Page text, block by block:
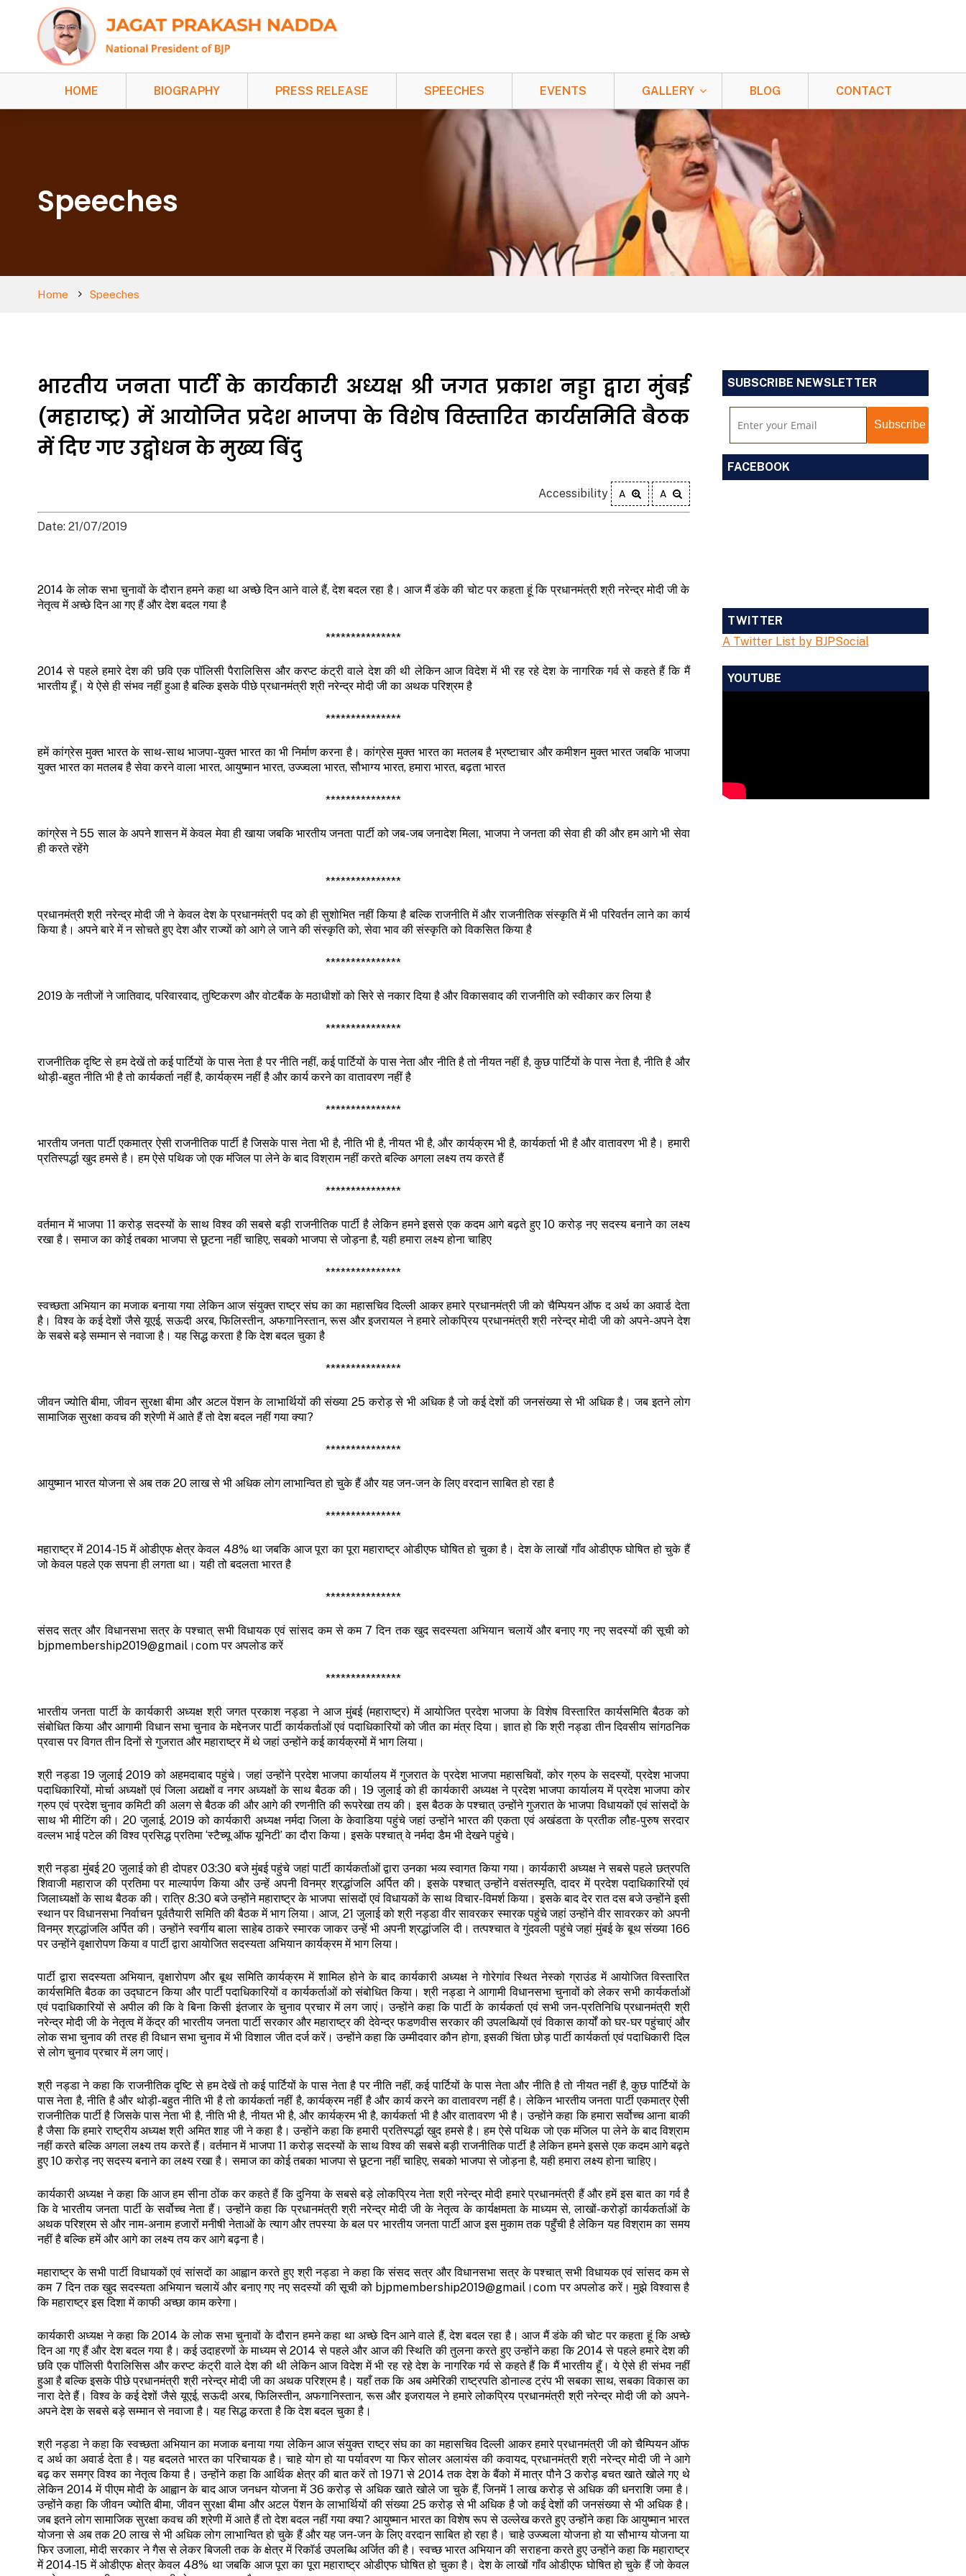
HOME BIOGRAPHY PRESS RELEASE SPEECHES EVENTS GALLERY BLOG CONTACT
Speeches
Home Speeches
भारतीय जनता पार्टी के कार्यकारी अध्यक्ष श्री जगत प्रकाश नड्डा द्वारा मुंबई
(महाराष्ट्र) में आयोजित प्रदेश भाजपा के विशेष विस्तारित कार्यसमिति बैठक
में दिए गए उद्बोधन के मुख्य बिंदु
Accessibility A A
Date: 21/07/2019
2014 के लोक सभा चुनावों के दौरान हमने कहा था अच्छे दिन आने वाले हैं, देश बदल रहा है। आज मैं डंके की चोट पर कहता हूं कि प्रधानमंत्री श्री नरेन्द्र मोदी जी के
नेतृत्व में अच्छे दिन आ गए हैं और देश बदल गया है
***************
2014 से पहले हमारे देश की छवि एक पॉलिसी पैरालिसिस और करप्ट कंट्री वाले देश की थी लेकिन आज विदेश में भी रह रहे देश के नागरिक गर्व से कहते हैं कि मैं
भारतीय हूँ। ये ऐसे ही संभव नहीं हुआ है बल्कि इसके पीछे प्रधानमंत्री श्री नरेन्द्र मोदी जी का अथक परिश्रम है
***************
हमें कांग्रेस मुक्त भारत के साथ-साथ भाजपा-युक्त भारत का भी निर्माण करना है। कांग्रेस मुक्त भारत का मतलब है भ्रष्टाचार और कमीशन मुक्त भारत जबकि भाजपा
युक्त भारत का मतलब है सेवा करने वाला भारत, आयुष्मान भारत, उज्ज्वला भारत, सौभाग्य भारत, हमारा भारत, बढ़ता भारत
***************
कांग्रेस ने 55 साल के अपने शासन में केवल मेवा ही खाया जबकि भारतीय जनता पार्टी को जब-जब जनादेश मिला, भाजपा ने जनता की सेवा ही की और हम आगे भी सेवा
ही करते रहेंगे
***************
प्रधानमंत्री श्री नरेन्द्र मोदी जी ने केवल देश के प्रधानमंत्री पद को ही सुशोभित नहीं किया है बल्कि राजनीति में और राजनीतिक संस्कृति में भी परिवर्तन लाने का कार्य
किया है। अपने बारे में न सोचते हुए देश और राज्यों को आगे ले जाने की संस्कृति को, सेवा भाव की संस्कृति को विकसित किया है
***************
2019 के नतीजों ने जातिवाद, परिवारवाद, तुष्टिकरण और वोटबैंक के मठाधीशों को सिरे से नकार दिया है और विकासवाद की राजनीति को स्वीकार कर लिया है
***************
राजनीतिक दृष्टि से हम देखें तो कई पार्टियों के पास नेता है पर नीति नहीं, कई पार्टियों के पास नेता और नीति है तो नीयत नहीं है, कुछ पार्टियों के पास नेता है, नीति है और
थोड़ी-बहुत नीति भी है तो कार्यकर्ता नहीं है, कार्यक्रम नहीं है और कार्य करने का वातावरण नहीं है
***************
भारतीय जनता पार्टी एकमात्र ऐसी राजनीतिक पार्टी है जिसके पास नेता भी है, नीति भी है, नीयत भी है, और कार्यक्रम भी है, कार्यकर्ता भी है और वातावरण भी है। हमारी
प्रतिस्पर्द्धा खुद हमसे है। हम ऐसे पथिक जो एक मंजिल पा लेने के बाद विश्राम नहीं करते बल्कि अगला लक्ष्य तय करते हैं
***************
वर्तमान में भाजपा 11 करोड़ सदस्यों के साथ विश्व की सबसे बड़ी राजनीतिक पार्टी है लेकिन हमने इससे एक कदम आगे बढ़ते हुए 10 करोड़ नए सदस्य बनाने का लक्ष्य
रखा है। समाज का कोई तबका भाजपा से छूटना नहीं चाहिए, सबको भाजपा से जोड़ना है, यही हमारा लक्ष्य होना चाहिए
***************
स्वच्छता अभियान का मजाक बनाया गया लेकिन आज संयुक्त राष्ट्र संघ का का महासचिव दिल्ली आकर हमारे प्रधानमंत्री जी को चैम्पियन ऑफ द अर्थ का अवार्ड देता
है। विश्व के कई देशों जैसे यूएई, सऊदी अरब, फिलिस्तीन, अफगानिस्तान, रूस और इजरायल ने हमारे लोकप्रिय प्रधानमंत्री श्री नरेन्द्र मोदी जी को अपने-अपने देश
के सबसे बड़े सम्मान से नवाजा है। यह सिद्ध करता है कि देश बदल चुका है
***************
जीवन ज्योति बीमा, जीवन सुरक्षा बीमा और अटल पेंशन के लाभार्थियों की संख्या 25 करोड़ से भी अधिक है जो कई देशों की जनसंख्या से भी अधिक है। जब इतने लोग
सामाजिक सुरक्षा कवच की श्रेणी में आते हैं तो देश बदल नहीं गया क्या?
***************
आयुष्मान भारत योजना से अब तक 20 लाख से भी अधिक लोग लाभान्वित हो चुके हैं और यह जन-जन के लिए वरदान साबित हो रहा है
***************
महाराष्ट्र में 2014-15 में ओडीएफ क्षेत्र केवल 48% था जबकि आज पूरा का पूरा महाराष्ट्र ओडीएफ घोषित हो चुका है। देश के लाखों गाँव ओडीएफ घोषित हो चुके हैं
जो केवल पहले एक सपना ही लगता था। यही तो बदलता भारत है
***************
संसद सत्र और विधानसभा सत्र के पश्चात् सभी विधायक एवं सांसद कम से कम 7 दिन तक खुद सदस्यता अभियान चलायें और बनाए गए नए सदस्यों की सूची को
bjpmembership2019@gmail।com पर अपलोड करें
***************
भारतीय जनता पार्टी के कार्यकारी अध्यक्ष श्री जगत प्रकाश नड्डा ने आज मुंबई (महाराष्ट्र) में आयोजित प्रदेश भाजपा के विशेष विस्तारित कार्यसमिति बैठक को
संबोधित किया और आगामी विधान सभा चुनाव के मद्देनजर पार्टी कार्यकर्ताओं एवं पदाधिकारियों को जीत का मंत्र दिया। ज्ञात हो कि श्री नड्डा तीन दिवसीय सांगठनिक
प्रवास पर विगत तीन दिनों से गुजरात और महाराष्ट्र में थे जहां उन्होंने कई कार्यक्रमों में भाग लिया।
श्री नड्डा 19 जुलाई 2019 को अहमदाबाद पहुंचे। जहां उन्होंने प्रदेश भाजपा कार्यालय में गुजरात के प्रदेश भाजपा महासचिवों, कोर ग्रुप के सदस्यों, प्रदेश भाजपा
पदाधिकारियों, मोर्चा अध्यक्षों एवं जिला अद्यक्षों व नगर अध्यक्षों के साथ बैठक की। 19 जुलाई को ही कार्यकारी अध्यक्ष ने प्रदेश भाजपा कार्यालय में प्रदेश भाजपा कोर
ग्रुप एवं प्रदेश चुनाव कमिटी की अलग से बैठक की और आगे की रणनीति की रूपरेखा तय की। इस बैठक के पश्चात् उन्होंने गुजरात के भाजपा विधायकों एवं सांसदों के
साथ भी मीटिंग की। 20 जुलाई, 2019 को कार्यकारी अध्यक्ष नर्मदा जिला के केवाडिया पहुंचे जहां उन्होंने भारत की एकता एवं अखंडता के प्रतीक लौह-पुरुष सरदार
वल्लभ भाई पटेल की विश्व प्रसिद्ध प्रतिमा ‘स्टैच्यू ऑफ यूनिटी’ का दौरा किया। इसके पश्चात् वे नर्मदा डैम भी देखने पहुंचे।
श्री नड्डा मुंबई 20 जुलाई को ही दोपहर 03:30 बजे मुंबई पहुंचे जहां पार्टी कार्यकर्ताओं द्वारा उनका भव्य स्वागत किया गया। कार्यकारी अध्यक्ष ने सबसे पहले छत्रपति
शिवाजी महाराज की प्रतिमा पर माल्यार्पण किया और उन्हें अपनी विनम्र श्रद्धांजलि अर्पित की। इसके पश्चात् उन्होंने वसंतस्मृति, दादर में प्रदेश पदाधिकारियों एवं
जिलाध्यक्षों के साथ बैठक की। रात्रि 8:30 बजे उन्होंने महाराष्ट्र के भाजपा सांसदों एवं विधायकों के साथ विचार-विमर्श किया। इसके बाद देर रात दस बजे उन्होंने इसी
स्थान पर विधानसभा निर्वाचन पूर्वतैयारी समिति की बैठक में भाग लिया। आज, 21 जुलाई को श्री नड्डा वीर सावरकर स्मारक पहुंचे जहां उन्होंने वीर सावरकर को अपनी
विनम्र श्रद्धांजलि अर्पित की। उन्होंने स्वर्गीय बाला साहेब ठाकरे स्मारक जाकर उन्हें भी अपनी श्रद्धांजलि दी। तत्पश्चात वे गुंदवली पहुंचे जहां मुंबई के बूथ संख्या 166
पर उन्होंने वृक्षारोपण किया व पार्टी द्वारा आयोजित सदस्यता अभियान कार्यक्रम में भाग लिया।
पार्टी द्वारा सदस्यता अभियान, वृक्षारोपण और बूथ समिति कार्यक्रम में शामिल होने के बाद कार्यकारी अध्यक्ष ने गोरेगांव स्थित नेस्को ग्राउंड में आयोजित विस्तारित
कार्यसमिति बैठक का उद्घाटन किया और पार्टी पदाधिकारियों व कार्यकर्ताओं को संबोधित किया। श्री नड्डा ने आगामी विधानसभा चुनावों को लेकर सभी कार्यकर्ताओं
एवं पदाधिकारियों से अपील की कि वे बिना किसी इंतजार के चुनाव प्रचार में लग जाएं। उन्होंने कहा कि पार्टी के कार्यकर्ता एवं सभी जन-प्रतिनिधि प्रधानमंत्री श्री
नरेन्द्र मोदी जी के नेतृत्व में केंद्र की भारतीय जनता पार्टी सरकार और महाराष्ट्र की देवेन्द्र फडणवीस सरकार की उपलब्धियों एवं विकास कार्यों को घर-घर पहुंचाएं और
लोक सभा चुनाव की तरह ही विधान सभा चुनाव में भी विशाल जीत दर्ज करें। उन्होंने कहा कि उम्मीदवार कौन होगा, इसकी चिंता छोड़ पार्टी कार्यकर्ता एवं पदाधिकारी दिल
से लोग चुनाव प्रचार में लग जाएं।
श्री नड्डा ने कहा कि राजनीतिक दृष्टि से हम देखें तो कई पार्टियों के पास नेता है पर नीति नहीं, कई पार्टियों के पास नेता और नीति है तो नीयत नहीं है, कुछ पार्टियों के
पास नेता है, नीति है और थोड़ी-बहुत नीति भी है तो कार्यकर्ता नहीं है, कार्यक्रम नहीं है और कार्य करने का वातावरण नहीं है। लेकिन भारतीय जनता पार्टी एकमात्र ऐसी
राजनीतिक पार्टी है जिसके पास नेता भी है, नीति भी है, नीयत भी है, और कार्यक्रम भी है, कार्यकर्ता भी है और वातावरण भी है। उन्होंने कहा कि हमारा सर्वोच्च आना बाकी
है जैसा कि हमारे राष्ट्रीय अध्यक्ष श्री अमित शाह जी ने कहा है। उन्होंने कहा कि हमारी प्रतिस्पर्द्धा खुद हमसे है। हम ऐसे पथिक जो एक मंजिल पा लेने के बाद विश्राम
नहीं करते बल्कि अगला लक्ष्य तय करते हैं। वर्तमान में भाजपा 11 करोड़ सदस्यों के साथ विश्व की सबसे बड़ी राजनीतिक पार्टी है लेकिन हमने इससे एक कदम आगे बढ़ते
हुए 10 करोड़ नए सदस्य बनाने का लक्ष्य रखा है। समाज का कोई तबका भाजपा से छूटना नहीं चाहिए, सबको भाजपा से जोड़ना है, यही हमारा लक्ष्य होना चाहिए।
कार्यकारी अध्यक्ष ने कहा कि आज हम सीना ठोंक कर कहते हैं कि दुनिया के सबसे बड़े लोकप्रिय नेता श्री नरेन्द्र मोदी हमारे प्रधानमंत्री हैं और हमें इस बात का गर्व है
कि वे भारतीय जनता पार्टी के सर्वोच्च नेता हैं। उन्होंने कहा कि प्रधानमंत्री श्री नरेन्द्र मोदी जी के नेतृत्व के कार्यक्षमता के माध्यम से, लाखों-करोड़ों कार्यकर्ताओं के
अथक परिश्रम से और नाम-अनाम हजारों मनीषी नेताओं के त्याग और तपस्या के बल पर भारतीय जनता पार्टी आज इस मुकाम तक पहुँची है लेकिन यह विश्राम का समय
नहीं है बल्कि हमें और आगे का लक्ष्य तय कर आगे बढ़ना है।
महाराष्ट्र के सभी पार्टी विधायकों एवं सांसदों का आह्वान करते हुए श्री नड्डा ने कहा कि संसद सत्र और विधानसभा सत्र के पश्चात् सभी विधायक एवं सांसद कम से
कम 7 दिन तक खुद सदस्यता अभियान चलायें और बनाए गए नए सदस्यों की सूची को bjpmembership2019@gmail।com पर अपलोड करें। मुझे विश्वास है
कि महाराष्ट्र इस दिशा में काफी अच्छा काम करेगा।
कार्यकारी अध्यक्ष ने कहा कि 2014 के लोक सभा चुनावों के दौरान हमने कहा था अच्छे दिन आने वाले हैं, देश बदल रहा है। आज मैं डंके की चोट पर कहता हूं कि अच्छे
दिन आ गए हैं और देश बदल गया है। कई उदाहरणों के माध्यम से 2014 से पहले और आज की स्थिति की तुलना करते हुए उन्होंने कहा कि 2014 से पहले हमारे देश की
छवि एक पॉलिसी पैरालिसिस और करप्ट कंट्री वाले देश की थी लेकिन आज विदेश में भी रह रहे देश के नागरिक गर्व से कहते हैं कि मैं भारतीय हूँ। ये ऐसे ही संभव नहीं
हुआ है बल्कि इसके पीछे प्रधानमंत्री श्री नरेन्द्र मोदी जी का अथक परिश्रम है। यहाँ तक कि अब अमेरिकी राष्ट्रपति डोनाल्ड ट्रंप भी सबका साथ, सबका विकास का
नारा देते हैं। विश्व के कई देशों जैसे यूएई, सऊदी अरब, फिलिस्तीन, अफगानिस्तान, रूस और इजरायल ने हमारे लोकप्रिय प्रधानमंत्री श्री नरेन्द्र मोदी जी को अपने-
अपने देश के सबसे बड़े सम्मान से नवाजा है। यह सिद्ध करता है कि देश बदल चुका है।
श्री नड्डा ने कहा कि स्वच्छता अभियान का मजाक बनाया गया लेकिन आज संयुक्त राष्ट्र संघ का का महासचिव दिल्ली आकर हमारे प्रधानमंत्री जी को चैम्पियन ऑफ
द अर्थ का अवार्ड देता है। यह बदलते भारत का परिचायक है। चाहे योग हो या पर्यावरण या फिर सोलर अलायंस की कवायद, प्रधानमंत्री श्री नरेन्द्र मोदी जी ने आगे
बढ़ कर समग्र विश्व का नेतृत्व किया है। उन्होंने कहा कि आर्थिक क्षेत्र की बात करें तो 1971 से 2014 तक देश के बैंको में मात्र पौने 3 करोड़ बचत खाते खोले गए थे
लेकिन 2014 में पीएम मोदी के आह्वान के बाद आज जनधन योजना में 36 करोड़ से अधिक खाते खोले जा चुके हैं, जिनमें 1 लाख करोड़ से अधिक की धनराशि जमा है।
उन्होंने कहा कि जीवन ज्योति बीमा, जीवन सुरक्षा बीमा और अटल पेंशन के लाभार्थियों की संख्या 25 करोड़ से भी अधिक है जो कई देशों की जनसंख्या से भी अधिक है।
जब इतने लोग सामाजिक सुरक्षा कवच की श्रेणी में आते हैं तो देश बदल नहीं गया क्या? आयुष्मान भारत का विशेष रूप से उल्लेख करते हुए उन्होंने कहा कि आयुष्मान भारत
योजना से अब तक 20 लाख से भी अधिक लोग लाभान्वित हो चुके हैं और यह जन-जन के लिए वरदान साबित हो रहा है। चाहे उज्ज्वला योजना हो या सौभाग्य योजना या
फिर उजाला, मोदी सरकार ने गैस से लेकर बिजली तक के क्षेत्र में रिकॉर्ड उपलब्धि अर्जित की है। स्वच्छ भारत अभियान की सराहना करते हुए उन्होंने कहा कि महाराष्ट्र
में 2014-15 में ओडीएफ क्षेत्र केवल 48% था जबकि आज पूरा का पूरा महाराष्ट्र ओडीएफ घोषित हो चुका है। देश के लाखों गाँव ओडीएफ घोषित हो चुके हैं जो केवल
SUBSCRIBE NEWSLETTER
FACEBOOK
TWITTER
A Twitter List by BJPSocial
YOUTUBE